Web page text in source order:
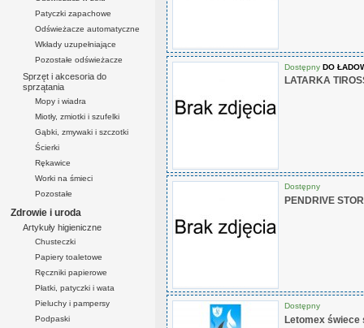
Patyczki zapachowe
Odświeżacze automatyczne
Wkłady uzupełniające
Pozostałe odświeżacze
Sprzęt i akcesoria do
sprzątania
Mopy i wiadra
Miotły, zmiotki i szufelki
Gąbki, zmywaki i szczotki
Ścierki
Rękawice
Worki na śmieci
Pozostałe
Zdrowie i uroda
Artykuły higieniczne
Chusteczki
Papiery toaletowe
Ręczniki papierowe
Płatki, patyczki i wata
Pieluchy i pampersy
Podpaski
Dostępny DO
LATARKA
Dostępny
PENDRIVE
Dostępny
Letomex świece